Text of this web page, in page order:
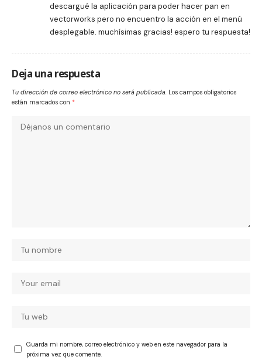
descargué la aplicación para poder hacer pan en
vectorworks pero no encuentro la acción en el menú
desplegable. muchísimas gracias! espero tu respuesta!
Deja una respuesta
Tu dirección de correo electrónico no será publicada. Los campos obligatorios
están marcados con *
Guarda mi nombre, correo electrónico y web en este navegador para la
próxima vez que comente.